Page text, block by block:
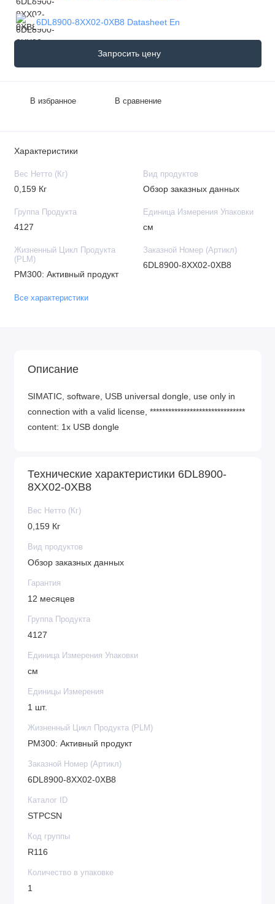
6DL8900-8XX02-0XB8 Datasheet En
Запросить цену
В избранное В сравнение
Характеристики
Вес Нетто (Кг)
0,159 Кг
Вид продуктов
Обзор заказных данных
Группа Продукта
4127
Единица Измерения Упаковки
см
Жизненный Цикл Продукта
(PLM)
PM300: Активный продукт
Заказной Номер (Артикл)
6DL8900-8XX02-0XB8
Все характеристики
Описание
SIMATIC, software, USB universal dongle, use only in
connection with a valid license, *******************************
content: 1x USB dongle
Технические характеристики 6DL8900-
8XX02-0XB8
Вес Нетто (Кг)
0,159 Кг
Вид продуктов
Обзор заказных данных
Гарантия
12 месяцев
Группа Продукта
4127
Единица Измерения Упаковки
см
Единицы Измерения
1 шт.
Жизненный Цикл Продукта (PLM)
PM300: Активный продукт
Заказной Номер (Артикл)
6DL8900-8XX02-0XB8
Каталог ID
STPCSN
Код группы
R116
Количество в упаковке
1